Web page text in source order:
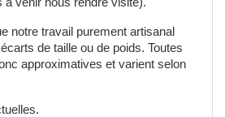
notre travail purement artisanal
de taille ou de poids. Toutes
approximatives et varient selon